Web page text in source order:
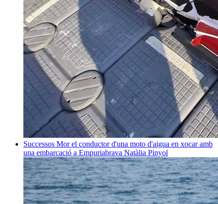
Successos Mor el conductor d'una moto d'aigua en xocar amb
una embarcació a Empuriabrava Natàlia Pinyol